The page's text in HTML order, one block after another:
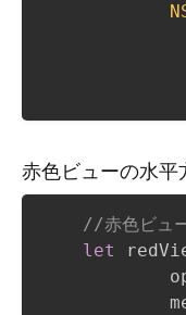
赤色ビューの水平
//赤色ビュ
let